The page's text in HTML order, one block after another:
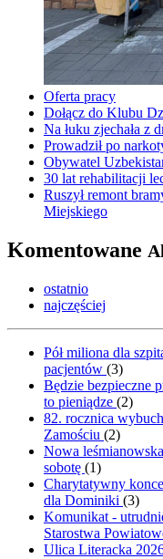
Oferta pracy
Dołącz do Klubu
Na łuku zjechała z
Prowadził po
Obywatel
30 lat rehabilitacji
Ruszył remont
Miejskiego
Komentowane
ostatnio
najczęściej
Pół miliona dla
pacjentów (3)
Będzie bezpieczne
to pieniądze (2)
82. rocznica
Zamościu (2)
Nowa
sobotę (1)
Charytatywny
dla Dominiki (3)
Komunikat -
Starostwa
Ulica Literacka